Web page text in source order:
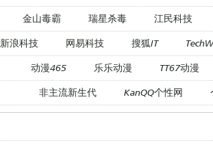
金山毒霸 瑞星杀毒 江民科技
新浪科技 网易科技 搜狐IT
动漫465 乐乐动漫 TT67动漫
非主流新生代 KanQQ个性网